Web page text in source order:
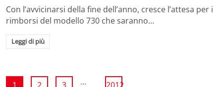
Con l’avvicinarsi della fine dell’anno, cresce l’attesa per i
rimborsi del modello 730 che saranno…
Leggi di più
...